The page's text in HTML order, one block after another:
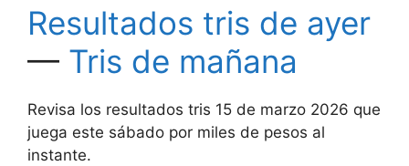
Resultados tris de ayer
— Tris de mañana
Revisa los resultados tris 15 de marzo 2026 que
juega este sábado por miles de pesos al
instante.